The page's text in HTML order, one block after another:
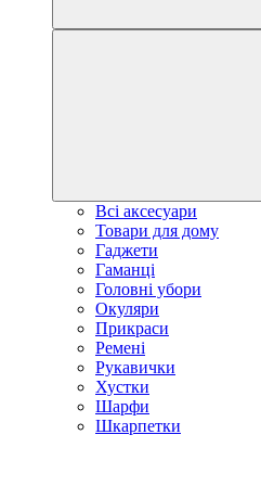
Всі аксесуари
Товари для дому
Гаджети
Гаманці
Головні убори
Окуляри
Прикраси
Ремені
Рукавички
Хустки
Шарфи
Шкарпетки